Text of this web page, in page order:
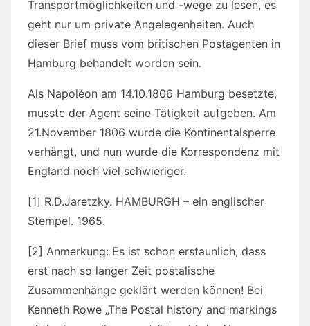
Transportmöglichkeiten und -wege zu lesen, es
geht nur um private Angelegenheiten. Auch
dieser Brief muss vom britischen Postagenten in
Hamburg behandelt worden sein.
Als Napoléon am 14.10.1806 Hamburg besetzte,
musste der Agent seine Tätigkeit aufgeben. Am
21.November 1806 wurde die Kontinentalsperre
verhängt, und nun wurde die Korrespondenz mit
England noch viel schwieriger.
[1] R.D.Jaretzky. HAMBURGH – ein englischer
Stempel. 1965.
[2] Anmerkung: Es ist schon erstaunlich, dass
erst nach so langer Zeit postalische
Zusammenhänge geklärt werden können! Bei
Kenneth Rowe „The Postal history and markings